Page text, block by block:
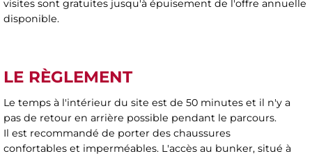
visites sont gratuites jusqu'à épuisement de l'offre annuelle
disponible.
LE RÈGLEMENT
Le temps à l'intérieur du site est de 50 minutes et il n'y a
pas de retour en arrière possible pendant le parcours.
Il est recommandé de porter des chaussures
confortables et imperméables. L'accès au bunker, situé à